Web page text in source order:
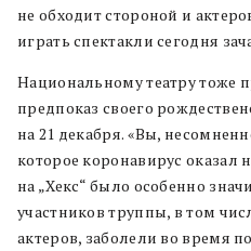
не обходит стороной и
играть спектакли сегодня
Национальному театру тоже
предпоказ своего
на 21 декабря. «Вы,
которое коронавирус оказал
на „Хекс“ было особенно
участников труппы, в том
актеров, заболели во время